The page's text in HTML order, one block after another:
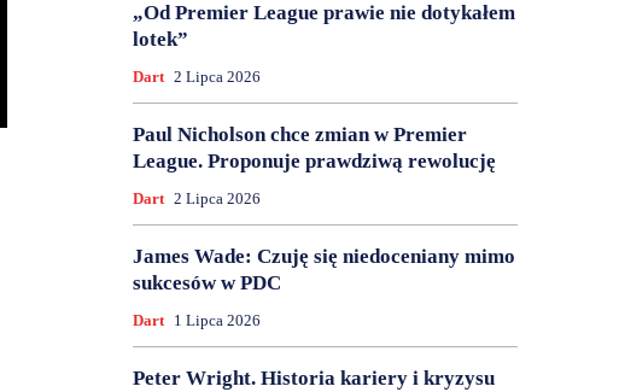
„Od Premier League prawie nie dotykałem
lotek”
Dart 2 Lipca 2026
Paul Nicholson chce zmian w Premier
League. Proponuje prawdziwą rewolucję
Dart 2 Lipca 2026
James Wade: Czuję się niedoceniany mimo
sukcesów w PDC
Dart 1 Lipca 2026
Peter Wright. Historia kariery i kryzysu